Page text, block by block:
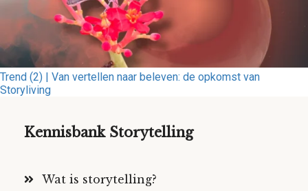
Trend (2) | Van vertellen naar beleven: de opkomst van
Storyliving
Kennisbank Storytelling
Wat is storytelling?